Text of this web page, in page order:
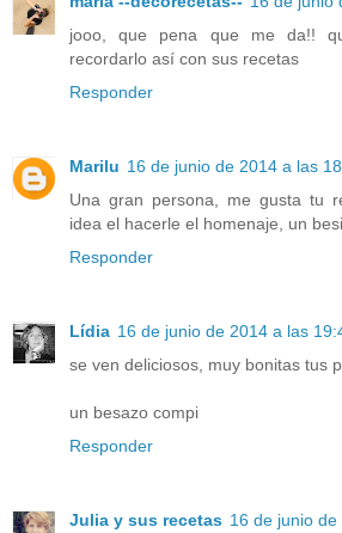
jooo, que pena que me da!!
recordarlo así con sus recetas
Responder
Marilu 16 de junio de 2014 a las
Una gran persona, me gusta tu
idea el hacerle el homenaje, un
Responder
Lídia 16 de junio de 2014 a las
se ven deliciosos, muy bonitas tus
un besazo compi
Responder
Julia y sus recetas 16 de junio de